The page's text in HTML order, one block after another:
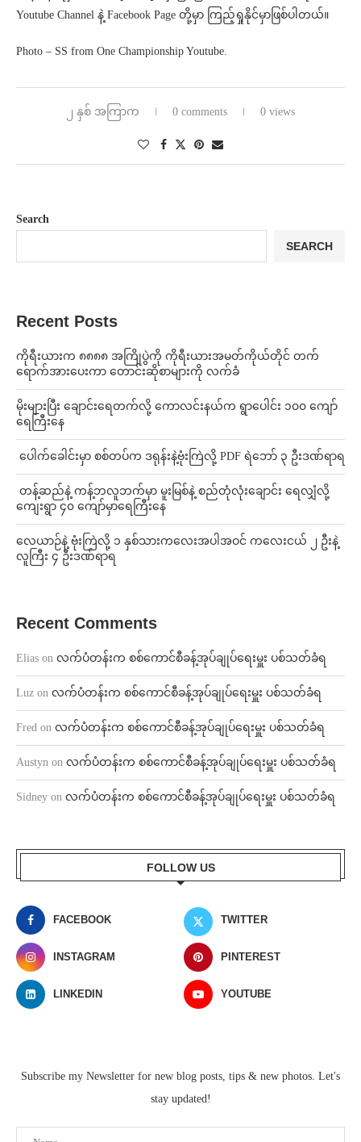
Youtube Channel နဲ့ Facebook Page တို့မှာ ကြည့်ရှုနိုင်မှာဖြစ်ပါတယ်။
Photo – SS from One Championship Youtube.
၂ နှစ် အကြာက 0 comments 0 views
Search
SEARCH
Recent Posts
ကိုရီးယားက ၈၈၈၈ အကြိုပွဲကို ကိုရီးယားအမတ်ကိုယ်တိုင် တက်
ရောက်အားပေးကာ တောင်းဆိုစာများကို လက်ခံ
⁨မိုးများပြီး ချောင်းရေတက်လို့ ကောလင်းနယ်က ရွာပေါင်း ၁၀၀ ကျော်
ရေကြီးနေ
⁩ ⁨ပေါက်ခေါင်းမှာ စစ်တပ်က ဒရုန်းနဲ့ဗုံးကြဲလို့ PDF ရဲဘော် ၃ ဦးဒဏ်ရာရ
⁩ ⁨တန့်ဆည်နဲ့ ကန့်ဘလူဘက်မှာ မူးမြစ်နဲ့ စည်တုံလုံးချောင်း ရေလျှံလို့
ကျေးရွာ ၄၀ ကျော်မှာရေကြီးနေ
⁨လေယာဉ်နဲ့ ဗုံးကြဲလို့ ၁ နှစ်သားကလေးအပါအဝင် ကလေးငယ် ၂ ဦးနဲ့
လူကြီး ၄ ဦးဒဏ်ရာရ
Recent Comments
Elias on လက်ပံတန်းက စစ်ကောင်စီခန့်အုပ်ချုပ်ရေးမှူး ပစ်သတ်ခံရ
Luz on လက်ပံတန်းက စစ်ကောင်စီခန့်အုပ်ချုပ်ရေးမှူး ပစ်သတ်ခံရ
Fred on လက်ပံတန်းက စစ်ကောင်စီခန့်အုပ်ချုပ်ရေးမှူး ပစ်သတ်ခံရ
Austyn on လက်ပံတန်းက စစ်ကောင်စီခန့်အုပ်ချုပ်ရေးမှူး ပစ်သတ်ခံရ
Sidney on လက်ပံတန်းက စစ်ကောင်စီခန့်အုပ်ချုပ်ရေးမှူး ပစ်သတ်ခံရ
FOLLOW US
FACEBOOK TWITTER
INSTAGRAM PINTEREST
LINKEDIN YOUTUBE
Subscribe my Newsletter for new blog posts, tips & new photos. Let's
stay updated!